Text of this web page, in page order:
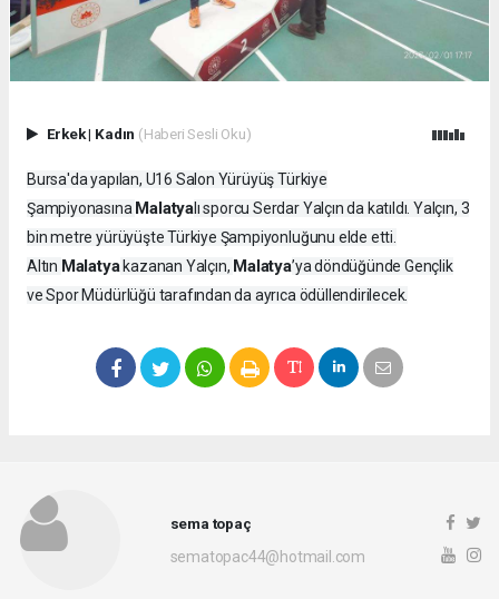
Erkek| Kadın (Haberi Sesli Oku)
Bursa'da yapılan, U16 Salon Yürüyüş Türkiye
ŞampiyonasınaMalatyalı sporcu Serdar Yalçın da katıldı. Yalçın, 3
bin metre yürüyüşte Türkiye Şampiyonluğunu elde etti.
Altın Malatyakazanan Yalçın, Malatya’ya döndüğünde Gençlik
ve Spor Müdürlüğü tarafından da ayrıca ödüllendirilecek.
sema topaç
sematopac44@hotmail.com